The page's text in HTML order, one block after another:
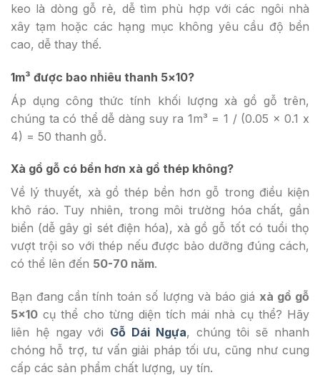
keo là dòng gỗ rẻ, dễ tìm phù hợp với các ngôi nhà
xây tạm hoặc các hạng mục không yêu cầu độ bền
cao, dễ thay thế.
1m³ được bao nhiêu thanh 5×10?
Áp dụng công thức tính khối lượng xà gồ gỗ trên,
chúng ta có thể dễ dàng suy ra 1m³ = 1 / (0.05 x 0.1 x
4) = 50 thanh gỗ.
Xà gồ gỗ có bền hơn xà gồ thép không?
Về lý thuyết, xà gồ thép bền hơn gỗ trong điều kiện
khô ráo. Tuy nhiên, trong môi trường hóa chất, gần
biển (dễ gây gỉ sét điện hóa), xà gồ gỗ tốt có tuổi thọ
vượt trội so với thép nếu được bảo dưỡng đúng cách,
có thể lên đến 50-70 năm.
Bạn đang cần tính toán số lượng và báo giá xà gồ gỗ
5×10 cụ thể cho từng diện tích mái nhà cụ thể? Hãy
liên hệ ngay với Gỗ Dái Ngựa, chúng tôi sẽ nhanh
chóng hỗ trợ, tư vấn giải pháp tối ưu, cũng như cung
cấp các sản phẩm chất lượng, uy tín.